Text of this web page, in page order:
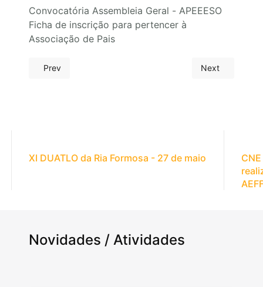
Convocatória Assembleia Geral - APEEESO
Ficha de inscrição para pertencer à
Associação de Pais
Prev Next
XI DUATLO da Ria Formosa - 27 de maio
Novidades / Atividades